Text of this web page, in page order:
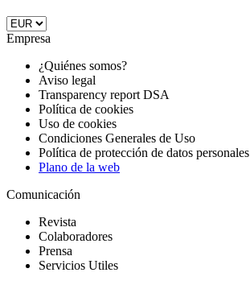
Empresa
¿Quiénes somos?
Aviso legal
Transparency report DSA
Política de cookies
Uso de cookies
Condiciones Generales de Uso
Política de protección de datos personales
Plano de la web
Comunicación
Revista
Colaboradores
Prensa
Servicios Utiles